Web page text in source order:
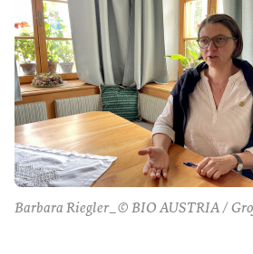
Barbara Riegler_© BIO AUSTRIA /